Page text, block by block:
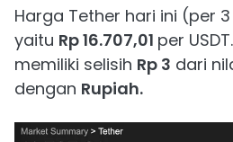
Harga Tether hari ini (per
yaitu Rp 16.707,01 per
memiliki selisih Rp 3 dari
dengan Rupiah.